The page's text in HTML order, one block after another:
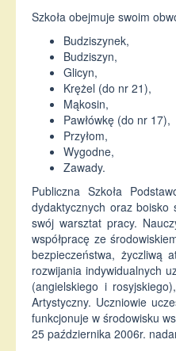
Szkoła obejmuje swoim
Budziszynek,
Budziszyn,
Glicyn,
Krężel (do nr 21),
Mąkosin,
Pawłówkę (do nr 17),
Przyłom,
Wygodne,
Zawady.
Publiczna Szkoła
dydaktycznych oraz boisko
swój warsztat pracy.
współpracę ze
bezpieczeństwa, życzliwą
rozwijania indywidualnych
(angielskiego i
Artystyczny. Uczniowie
funkcjonuje w środowisku
25 października 2006r.